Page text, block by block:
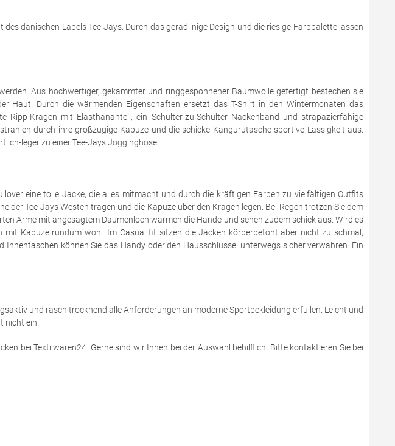
dänischen Labels Tee-Jays. Durch das geradlinige Design und die riesige Farbpalette lassen
Aus hochwertiger, gekämmter und ringgesponnener Baumwolle gefertigt bestechen sie
Haut. Durch die wärmenden Eigenschaften ersetzt das T-Shirt in den Wintermonaten das
Kragen mit Elasthananteil, ein Schulter-zu-Schulter Nackenband und strapazierfähige
durch ihre großzügige Kapuze und die schicke Kängurutasche sportive Lässigkeit aus.
leger zu einer Tee-Jays Jogginghose.
eine tolle Jacke, die alles mitmacht und durch die kräftigen Farben zu vielfältigen Outfits
Tee-Jays Westen tragen und die Kapuze über den Kragen legen. Bei Regen trotzen Sie dem
Arme mit angesagtem Daumenloch wärmen die Hände und sehen zudem schick aus. Wird es
Kapuze rundum wohl. Im Casual fit sitzen die Jacken körperbetont aber nicht zu schmal,
können Sie das Handy oder den Hausschlüssel unterwegs sicher verwahren. Ein
und rasch trocknend alle Anforderungen an moderne Sportbekleidung erfüllen. Leicht und
nicht ein.
bei Textilwaren24. Gerne sind wir Ihnen bei der Auswahl behilflich. Bitte kontaktieren Sie bei